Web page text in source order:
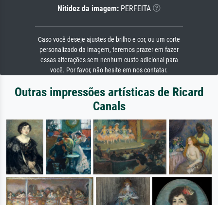
Nitidez da imagem: PERFEITA
Caso você deseje ajustes de brilho e cor, ou um corte
personalizado da imagem, teremos prazer em fazer
essas alterações sem nenhum custo adicional para
você. Por favor, não hesite em nos contatar.
Outras impressões artísticas de Ricard
Canals